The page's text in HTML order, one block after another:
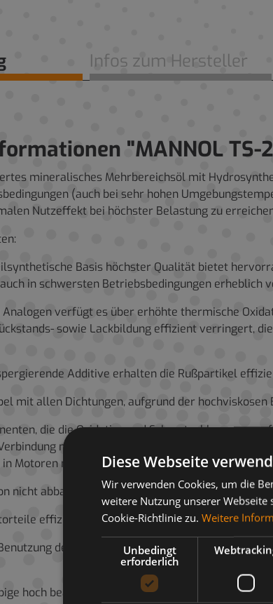
Infos zum Hersteller
"MANNOL TS-
mineralisches Mehrbereichsöl mit
(auch bei sehr hohen
Nutzeffekt bei höchster Belastung zu
Basis höchster Qualität bietet
in schwersten Betriebsbedingungen erheblich
verfügt es über erhöhte thermische
sowie Lackbildung effizient verringert,
Additive erhalten die Rußpartikel
mit allen Dichtungen, aufgrund der
die die Oxidation und Schmutzablagerung
mit niedriger Verdampfungsfähigkeit
in Motoren mit verlängertem Ölwechselintervall
nicht abbauanfälligen Eindickadditiven letzter
effizient vor Korrosion jeglicher Art
des Kraftstoffs mit erhöhtem
hoch beanspruchte Dieselmotoren von
Diese Webseite
Wir verwenden Cookies, um die
weitere Nutzung unserer
Cookie-Richtlinie zu. Weitere
Unbedingt
erforderlich